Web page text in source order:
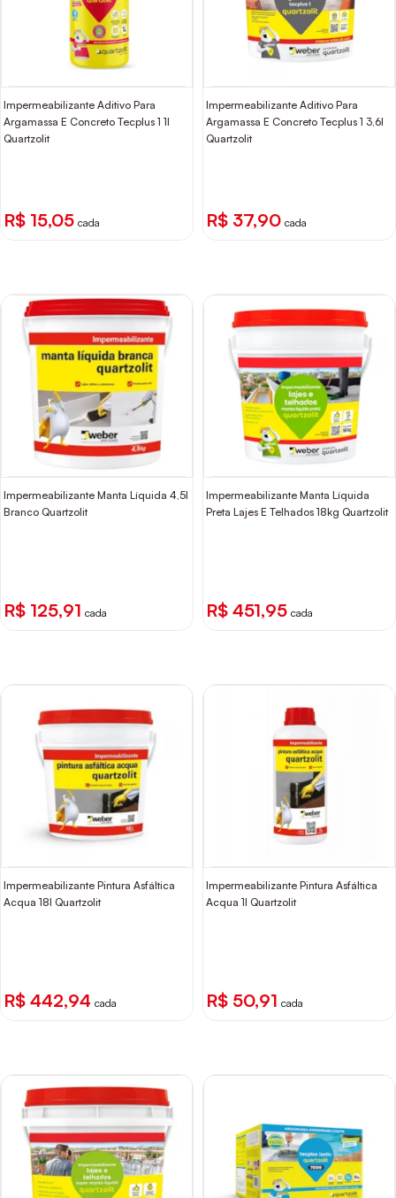
Impermeabilizante Aditivo Para
Argamassa E Concreto Tecplus 1 1l
Quartzolit
R$ 15,05 cada
Impermeabilizante Aditivo Para
Argamassa E Concreto Tecplus 1 3,6l
Quartzolit
R$ 37,90 cada
Impermeabilizante Manta Líquida 4,5l
Branco Quartzolit
R$ 125,91 cada
Impermeabilizante Manta Líquida
Preta Lajes E Telhados 18kg Quartzolit
R$ 451,95 cada
Impermeabilizante Pintura Asfáltica
Acqua 18l Quartzolit
R$ 442,94 cada
Impermeabilizante Pintura Asfáltica
Acqua 1l Quartzolit
R$ 50,91 cada